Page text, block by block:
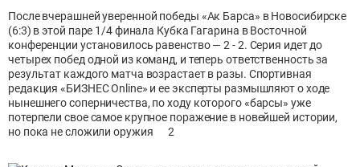
После вчерашней уверенной победы «Ак Барса» в Новосибирске
(6:3) в этой паре 1/4 финала Кубка Гагарина в Восточной
конференции установилось равенство — 2 - 2. Серия идет до
четырех побед одной из команд, и теперь ответственность за
результат каждого матча возрастает в разы. Спортивная
редакция «БИЗНЕС Online» и ее эксперты размышляют о ходе
нынешнего соперничества, по ходу которого «барсы» уже
потерпели свое самое крупное поражение в новейшей истории,
но пока не сложили оружия
2